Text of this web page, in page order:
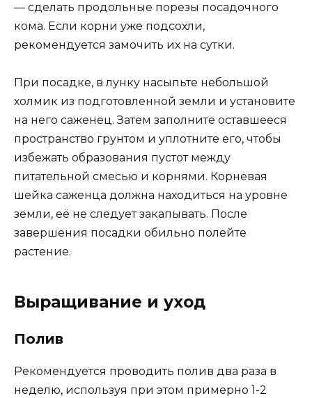
— сделать продольные порезы посадочного
кома. Если корни уже подсохли,
рекомендуется замочить их на сутки.
При посадке, в лунку насыпьте небольшой
холмик из подготовленной земли и установите
на него саженец. Затем заполните оставшееся
пространство грунтом и уплотните его, чтобы
избежать образования пустот между
питательной смесью и корнями. Корневая
шейка саженца должна находиться на уровне
земли, её не следует закапывать. После
завершения посадки обильно полейте
растение.
Выращивание и уход
Полив
Рекомендуется проводить полив два раза в
неделю, используя при этом примерно 1-2